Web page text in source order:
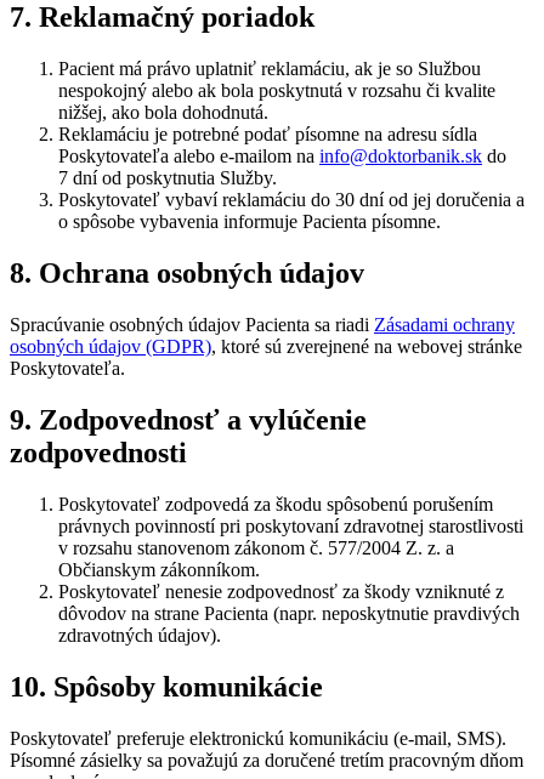
7. Reklamačný poriadok
Pacient má právo uplatniť reklamáciu, ak je so Službou
nespokojný alebo ak bola poskytnutá v rozsahu či kvalite
nižšej, ako bola dohodnutá.
Reklamáciu je potrebné podať písomne na adresu sídla
Poskytovateľa alebo e‑mailom na info@doktorbanik.sk do
7 dní od poskytnutia Služby.
Poskytovateľ vybaví reklamáciu do 30 dní od jej doručenia a
o spôsobe vybavenia informuje Pacienta písomne.
8. Ochrana osobných údajov
Spracúvanie osobných údajov Pacienta sa riadi Zásadami ochrany
osobných údajov (GDPR), ktoré sú zverejnené na webovej stránke
Poskytovateľa.
9. Zodpovednosť a vylúčenie
zodpovednosti
Poskytovateľ zodpovedá za škodu spôsobenú porušením
právnych povinností pri poskytovaní zdravotnej starostlivosti
v rozsahu stanovenom zákonom č. 577/2004 Z. z. a
Občianskym zákonníkom.
Poskytovateľ nenesie zodpovednosť za škody vzniknuté z
dôvodov na strane Pacienta (napr. neposkytnutie pravdivých
zdravotných údajov).
10. Spôsoby komunikácie
Poskytovateľ preferuje elektronickú komunikáciu (e‑mail, SMS).
Písomné zásielky sa považujú za doručené tretím pracovným dňom